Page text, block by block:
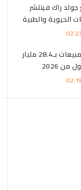
راك فينتشر
الحيوية والطبية
"مدينة مصر" تسجل مبيعات بـ28.4 مليار
2026